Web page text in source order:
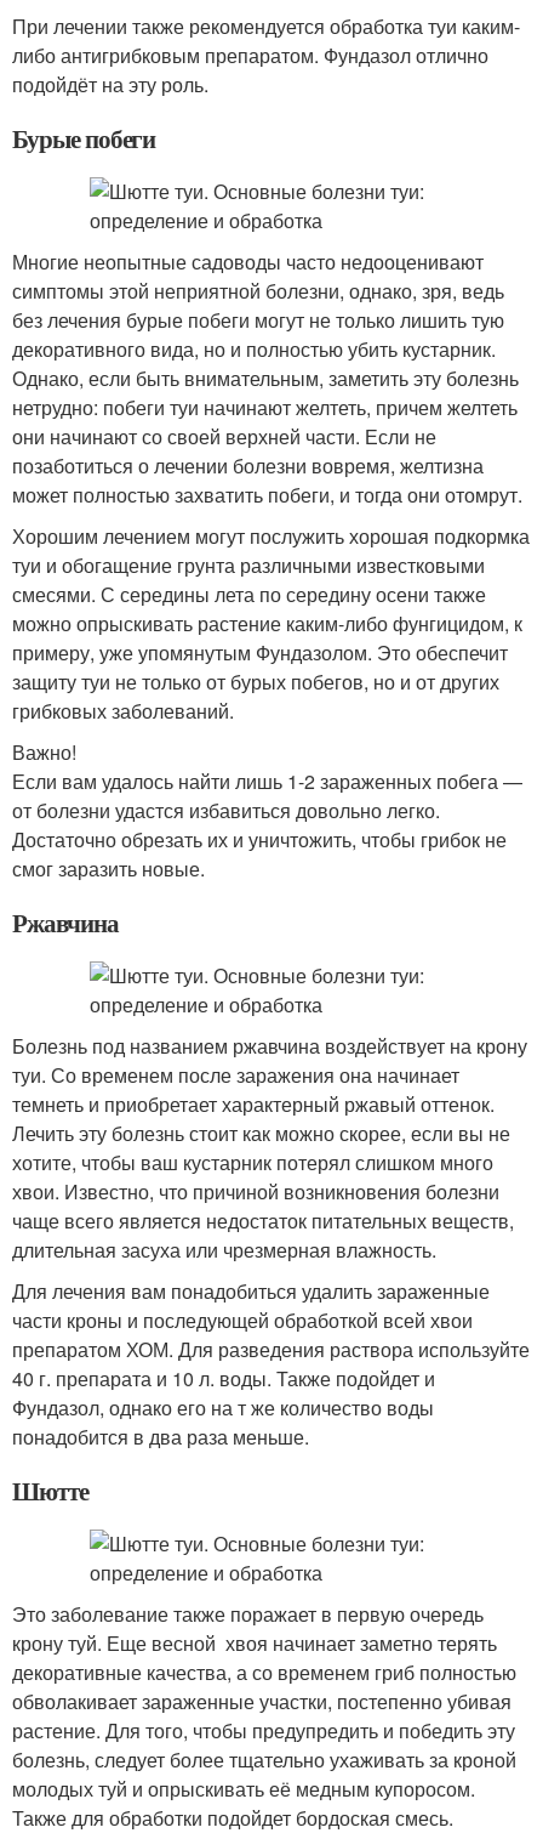
При лечении также рекомендуется обработка туи каким-
либо антигрибковым препаратом. Фундазол отлично
подойдёт на эту роль.
Бурые побеги
Многие неопытные садоводы часто недооценивают
симптомы этой неприятной болезни, однако, зря, ведь
без лечения бурые побеги могут не только лишить тую
декоративного вида, но и полностью убить кустарник.
Однако, если быть внимательным, заметить эту болезнь
нетрудно: побеги туи начинают желтеть, причем желтеть
они начинают со своей верхней части. Если не
позаботиться о лечении болезни вовремя, желтизна
может полностью захватить побеги, и тогда они отомрут.
Хорошим лечением могут послужить хорошая подкормка
туи и обогащение грунта различными известковыми
смесями. С середины лета по середину осени также
можно опрыскивать растение каким-либо фунгицидом, к
примеру, уже упомянутым Фундазолом. Это обеспечит
защиту туи не только от бурых побегов, но и от других
грибковых заболеваний.
Важно!
Если вам удалось найти лишь 1-2 зараженных побега —
от болезни удастся избавиться довольно легко.
Достаточно обрезать их и уничтожить, чтобы грибок не
смог заразить новые.
Ржавчина
Болезнь под названием ржавчина воздействует на крону
туи. Со временем после заражения она начинает
темнеть и приобретает характерный ржавый оттенок.
Лечить эту болезнь стоит как можно скорее, если вы не
хотите, чтобы ваш кустарник потерял слишком много
хвои. Известно, что причиной возникновения болезни
чаще всего является недостаток питательных веществ,
длительная засуха или чрезмерная влажность.
Для лечения вам понадобиться удалить зараженные
части кроны и последующей обработкой всей хвои
препаратом ХОМ. Для разведения раствора используйте
40 г. препарата и 10 л. воды. Также подойдет и
Фундазол, однако его на т же количество воды
понадобится в два раза меньше.
Шютте
Это заболевание также поражает в первую очередь
крону туй. Еще весной хвоя начинает заметно терять
декоративные качества, а со временем гриб полностью
обволакивает зараженные участки, постепенно убивая
растение. Для того, чтобы предупредить и победить эту
болезнь, следует более тщательно ухаживать за кроной
молодых туй и опрыскивать её медным купоросом.
Также для обработки подойдет бордоская смесь.